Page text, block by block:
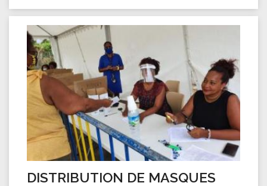
DISTRIBUTION DE MASQUES